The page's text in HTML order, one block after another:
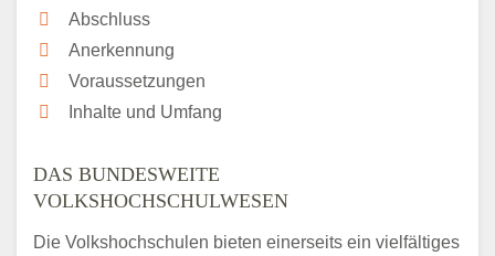
Abschluss
Anerkennung
Voraussetzungen
Inhalte und Umfang
DAS BUNDESWEITE
VOLKSHOCHSCHULWESEN
Die Volkshochschulen bieten einerseits ein vielfältiges